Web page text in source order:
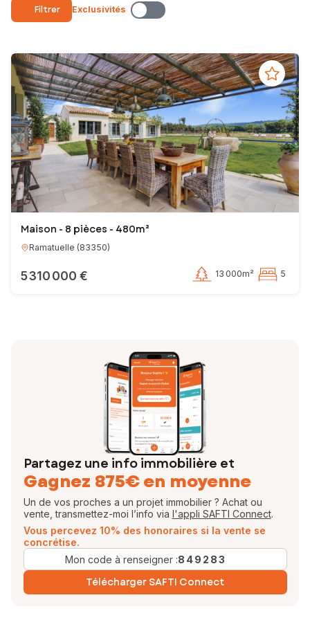
Expert de mon secteur d’activité, j’accompagne mes clients pour que
leurs projets immobiliers se réalisent dans les meilleures conditions.
jusqu’à la signature chez le notaire. Vous avez ainsi l’assurance d’être
pleinement accompagné pour la vente ou l’achat de votre bien
immobilier.
N’hésitez plus et contactez-moi, je suis à votre disposition
Meyer Dominique
Votre conseiller en immobilier SAFTI
EI - Agent commercial - 433 668 365 RSAC FREJUS
Filtrer Exclusivités
Maison - 8 pièces - 480m²
Ramatuelle (83350)
5 310 000 € 13 000m² 5
Partagez une info immobilière et
Gagnez 875€ en moyenne
Un de vos proches a un projet immobilier ? Achat ou
vente, transmettez-moi l’info via l'appli SAFTI Connect.
Vous percevez 10% des honoraires si la vente se
concrétise.
Mon code à renseigner :849283
Télécharger SAFTI Connect